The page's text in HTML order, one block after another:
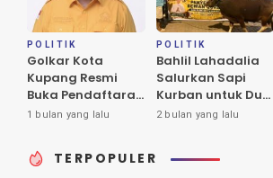
POLITIK
Golkar Kota
Kupang Resmi
Buka Pendaftaran
Calon Ketua DPD
1 bulan yang lalu
POLITIK
Bahlil Lahadalia
Salurkan Sapi
Kurban untuk Dua
Masjid di Kota
2 bulan yang lalu
TERPOPULER